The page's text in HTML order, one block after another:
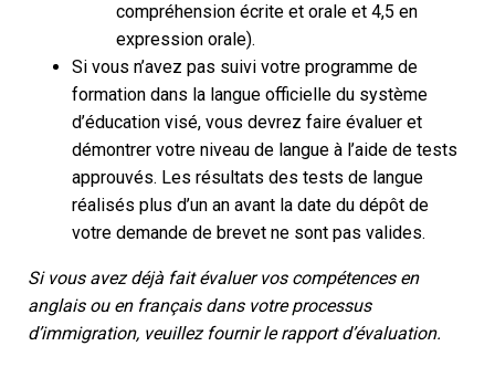
compréhension écrite et orale et 4,5 en
expression orale).
Si vous n’avez pas suivi votre programme de
formation dans la langue officielle du système
d’éducation visé, vous devrez faire évaluer et
démontrer votre niveau de langue à l’aide de tests
approuvés. Les résultats des tests de langue
réalisés plus d’un an avant la date du dépôt de
votre demande de brevet ne sont pas valides.
Si vous avez déjà fait évaluer vos compétences en
anglais ou en français dans votre processus
d’immigration, veuillez fournir le rapport d’évaluation.